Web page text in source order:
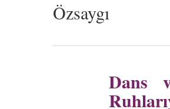
Özsaygı
Dans